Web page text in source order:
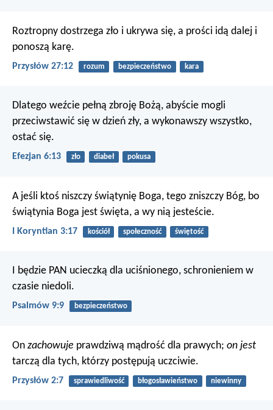
Roztropny dostrzega zło i ukrywa się, a prości idą dalej i
ponoszą karę.
Przysłów 27:12 rozum bezpieczeństwo kara
Dlatego weźcie pełną zbroję Bożą, abyście mogli
przeciwstawić się w dzień zły, a wykonawszy wszystko,
ostać się.
Efezjan 6:13 zło diabeł pokusa
A jeśli ktoś niszczy świątynię Boga, tego zniszczy Bóg, bo
świątynia Boga jest święta, a wy nią jesteście.
I Koryntian 3:17 kościół społeczność świętość
I będzie PAN ucieczką dla uciśnionego, schronieniem w
czasie niedoli.
Psalmów 9:9 bezpieczeństwo
On zachowuje prawdziwą mądrość dla prawych; on jest
tarczą dla tych, którzy postępują uczciwie.
Przysłów 2:7 sprawiedliwość błogosławieństwo niewinny